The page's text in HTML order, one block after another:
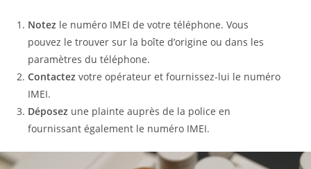
Notez le numéro IMEI de votre téléphone. Vous
pouvez le trouver sur la boîte d’origine ou dans les
paramètres du téléphone.
Contactez votre opérateur et fournissez-lui le numéro
IMEI.
Déposez une plainte auprès de la police en
fournissant également le numéro IMEI.